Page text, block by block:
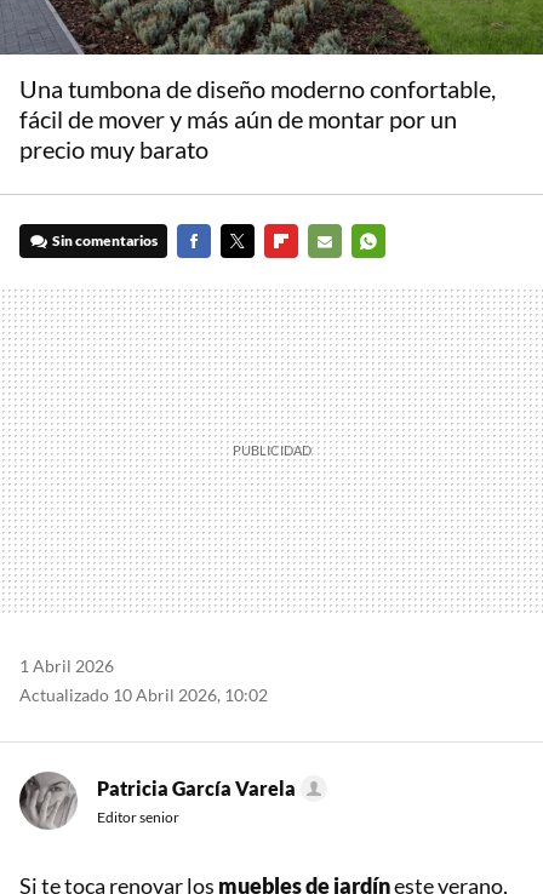
Una tumbona de diseño moderno confortable,
fácil de mover y más aún de montar por un
precio muy barato
Sin comentarios
MAIL
1 Abril 2026
Actualizado 10 Abril 2026, 10:02
Patricia García Varela
Editor senior
Si te toca renovar los muebles de jardíneste verano,